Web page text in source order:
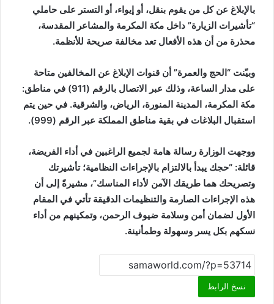
بالإبلاغ عن كل من يقوم بنقل، أو إيواء، أو التستر على حاملي
“تأشيرات الزيارة” داخل مكة المكرمة والمشاعر المقدسة،
محذرة من أن هذه الأفعال تعد مخالفة صريحة للأنظمة.
وبيّنت “الحج والعمرة” أن قنوات الإبلاغ عن المخالفين متاحة
على مدار الساعة، وذلك عبر الاتصال بالرقم (911) في مناطق:
مكة المكرمة، المدينة المنورة، الرياض، والشرقية. في حين يتم
استقبال البلاغات في بقية مناطق المملكة عبر الرقم (999).
ووجهت الوزارة رسالة هامة لجميع الراغبين في أداء الفريضة،
قائلة: “حجك يبدأ بالالتزام بالإجراءات النظامية؛ تأشيرتك
وتصريحك هما طريقك الآمن لأداء المناسك”، مشيرةً إلى أن
هذه الإجراءات الصارمة والتنظيمات الدقيقة تأتي في المقام
الأول لضمان أمن وسلامة ضيوف الرحمن، وتمكينهم من أداء
نسكهم بكل يسر وسهولة وطمأنينة.
نسخ الرابط